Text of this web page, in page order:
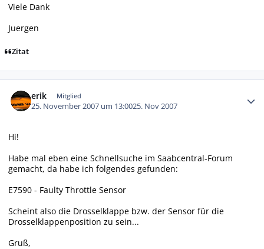
Viele Dank
Juergen
Zitat
erik Mitglied
25. November 2007 um 13:0025. Nov 2007
Hi!
Habe mal eben eine Schnellsuche im Saabcentral-Forum
gemacht, da habe ich folgendes gefunden:
E7590 - Faulty Throttle Sensor
Scheint also die Drosselklappe bzw. der Sensor für die
Drosselklappenposition zu sein...
Gruß,